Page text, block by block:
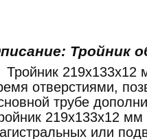
Тройник
Тройник 219x133x12
отверстиями,
трубе
219x133x12 мм
или